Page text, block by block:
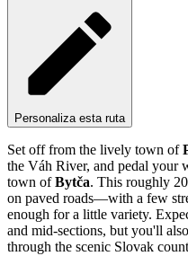
Personaliza esta ruta
Set off from the lively town of
the Váh River, and pedal your
town ofBytča. This roughly
on paved roads—with a few
enough for a little variety.
and mid-sections, but you'll
through the scenic Slovak